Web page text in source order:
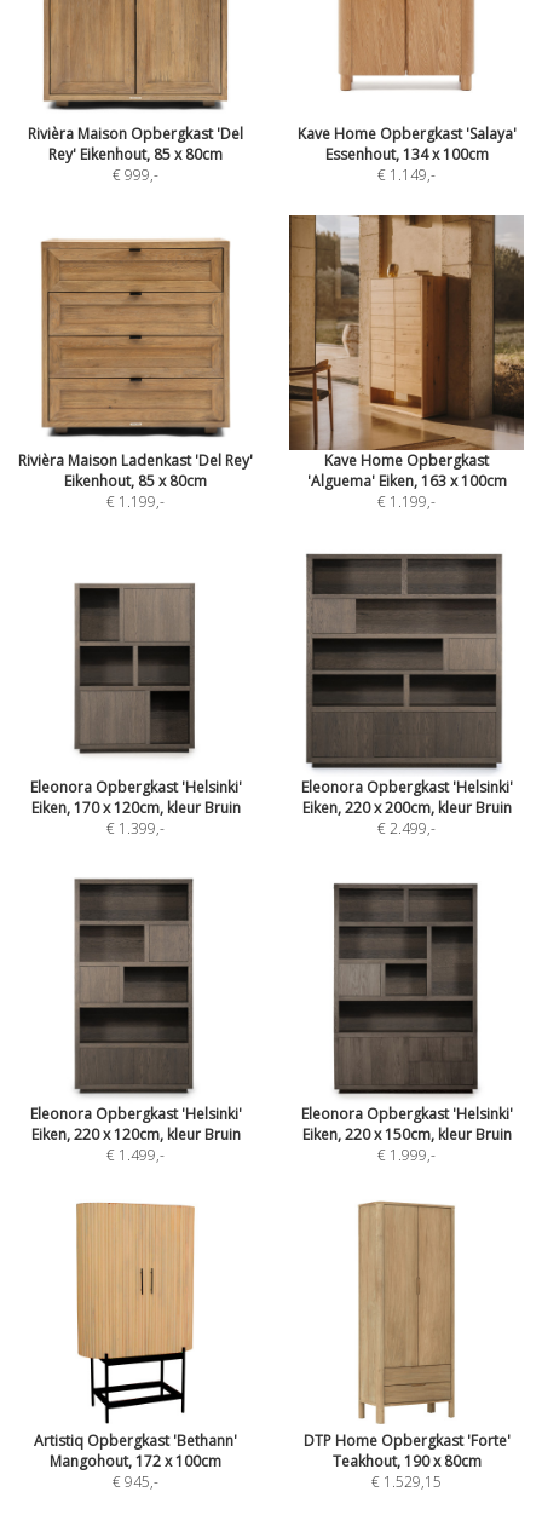
Rivièra Maison Opbergkast 'Del
Rey' Eikenhout, 85 x 80cm
€ 999,-
Kave Home Opbergkast 'Salaya'
Essenhout, 134 x 100cm
€ 1.149,-
Rivièra Maison Ladenkast 'Del Rey'
Eikenhout, 85 x 80cm
€ 1.199,-
Kave Home Opbergkast
'Alguema' Eiken, 163 x 100cm
€ 1.199,-
Eleonora Opbergkast 'Helsinki'
Eiken, 170 x 120cm, kleur Bruin
€ 1.399,-
Eleonora Opbergkast 'Helsinki'
Eiken, 220 x 200cm, kleur Bruin
€ 2.499,-
Eleonora Opbergkast 'Helsinki'
Eiken, 220 x 120cm, kleur Bruin
€ 1.499,-
Eleonora Opbergkast 'Helsinki'
Eiken, 220 x 150cm, kleur Bruin
€ 1.999,-
Artistiq Opbergkast 'Bethann'
Mangohout, 172 x 100cm
€ 945,-
DTP Home Opbergkast 'Forte'
Teakhout, 190 x 80cm
€ 1.529,15